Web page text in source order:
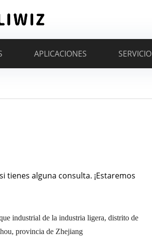
APLICACIONES SERVICIO
tienes alguna consulta. ¡Estaremos
industrial de la industria ligera, distrito de
provincia de Zhejiang